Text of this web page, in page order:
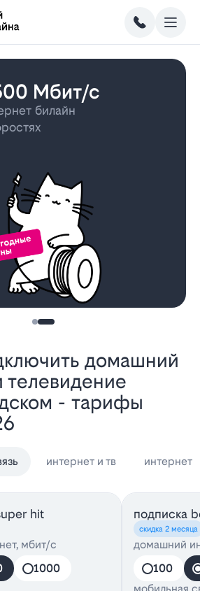
Мбит/с
билайн
телевидение
- тарифы
интернет и тв интернет
hit
мбит/с
1000
подписка
скидка 2 месяца
домашний
100